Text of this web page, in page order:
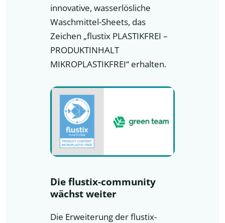
innovative, wasserlösliche
Waschmittel-Sheets, das
Zeichen „flustix PLASTIKFREI –
PRODUKTINHALT
MIKROPLASTIKFREI“ erhalten.
Die flustix-community
wächst weiter
Die Erweiterung der flustix-